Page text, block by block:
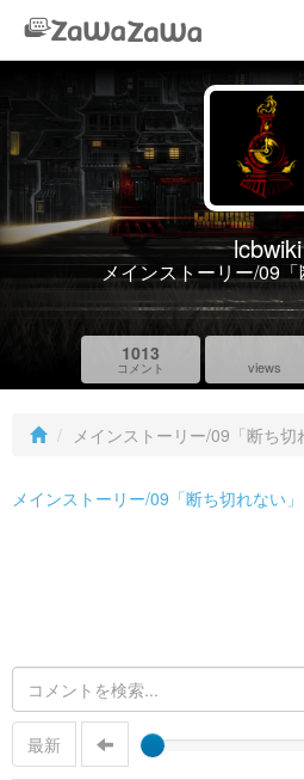
lcbwiki
メインストーリー/09
1013
コメント views
メインストーリー/09「断ち切
メインストーリー/09「断ち切れない」
最新